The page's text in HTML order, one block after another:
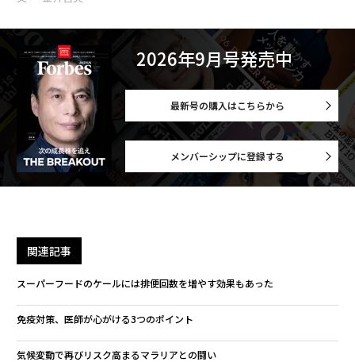
2026年9月号発売中
最新号の購入はこちらから
メンバーシップに登録する
関連記事
スーパーフードのケールには排便回数を増やす効果もあった
免疫対策、医師が心がける3つのポイント
気候変動で再びリスク高まるマラリアとの闘い